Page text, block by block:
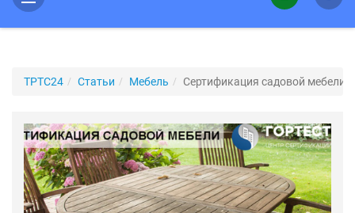
ТРТС24 Статьи Мебель Сертификация садовой мебели